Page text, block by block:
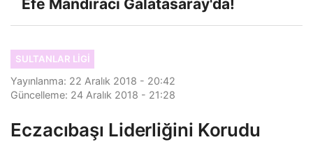
Efe Mandıracı Galatasaray'da!
SULTANLAR LIGI
Yayınlanma: 22 Aralık 2018 - 20:42
Güncelleme: 24 Aralık 2018 - 21:28
Eczacıbaşı Liderliğini Korudu